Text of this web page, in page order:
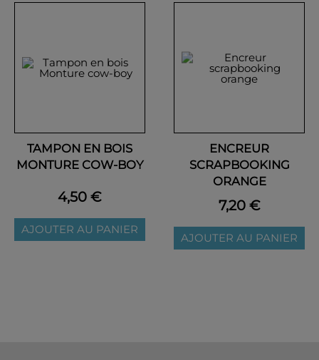
TAMPON EN BOIS
MONTURE COW-BOY
4,50 €
AJOUTER AU PANIER
ENCREUR
SCRAPBOOKING
ORANGE
7,20 €
AJOUTER AU PANIER